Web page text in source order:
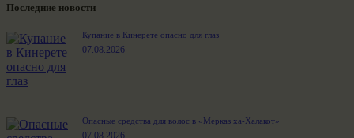
Последние новости
Купание в Кинерете опасно для глаз
07.08.2026
Опасные средства для волос в «Мерказ ха-Халакот»